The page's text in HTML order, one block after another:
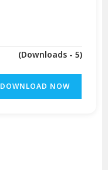
(Downloads - 5)
DOWNLOAD NOW